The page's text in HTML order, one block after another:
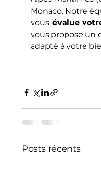
Monaco. Notre
vous, évalue
vous propose un
adapté à votre
Posts récents